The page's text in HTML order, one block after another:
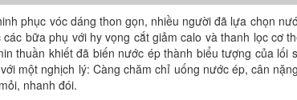
phục vóc dáng thon gọn, nhiều người đã lựa chọn
bữa phụ với hy vọng cắt giảm calo và thanh lọc cơ
thuần khiết đã biến nước ép thành biểu tượng của
một nghịch lý: Càng chăm chỉ uống nước ép, cân
nhanh đói.